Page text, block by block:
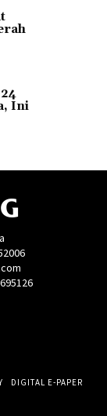
Ini
DIGITAL E-PAPER